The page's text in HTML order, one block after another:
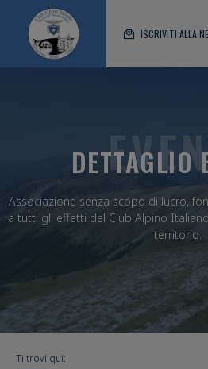
ISCRIVITI ALLA
DETTAGLIO
Associazione senza scopo di lucro,
a tutti gli effetti del Club Alpino
territorio.
Ti trovi qui: